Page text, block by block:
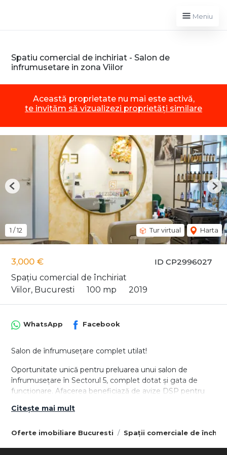
Meniu
Spatiu comercial de inchiriat - Salon de
infrumusetare in zona Viilor
Această proprietate nu mai este activă,
te invităm să vizualizezi proprietăți similare
ID CP2996027
3,000 €
Spațiu comercial de închiriat
Viilor, Bucuresti
100 mp 2019
1 /12 Tur virtual Harta
Previous
Oferte imobiliare Bucuresti Spații comerciale de
WhatsApp Facebook
Salon de înfrumusețare complet utilat!
Oportunitate unică pentru preluarea unui salon de
înfrumusețare în Sectorul 5, complet dotat și gata de
funcționare. Afacerea beneficiază de avize DSP pentru
tratamente corporale, masaj, extensii gene, sală de curs și
Citește mai mult